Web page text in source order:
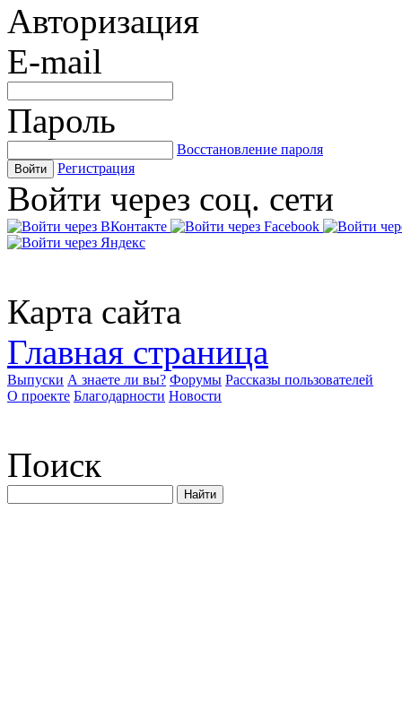
Авторизация
E-mail
Пароль
Восстановление пароля
Войти Регистрация
Войти через соц. сети
Карта сайта
Главная страница
Выпуски А знаете ли вы? Форумы Рассказы пользователей
О проекте Благодарности Новости
Поиск
Найти